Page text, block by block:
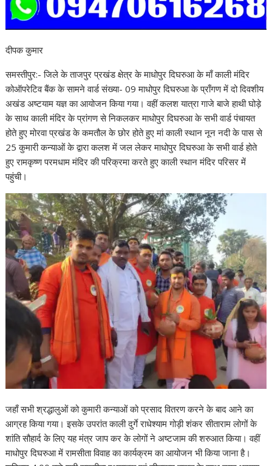
दीपक कुमार
समस्तीपुर:- जिले के ताजपुर प्रखंड क्षेत्र के माधोपुर दिघरुआ के माँ काली मंदिर
कोऑपरेटिव बैंक के सामने वार्ड संख्या- 09 माधोपुर दिघरुआ के प्राँगण में दो दिवशीय
अखंड अष्टयाम यज्ञ का आयोजन किया गया। वहीं कलश यात्रा गाजे बाजे हाथी घोड़े
के साथ काली मंदिर के प्रांगण से निकलकर माधोपुर दिघरुआ के सभी वार्ड पंचायत
होते हुए मोरवा प्रखंड के कमतौल के छोर होते हुए मां काली स्थान नून नदी के पास से
25 कुमारी कन्याओं के द्वारा कलश में जल लेकर माधोपुर दिघरुआ के सभी वार्ड होते
हुए रामकृष्ण परमधाम मंदिर की परिक्रमा करते हुए काली स्थान मंदिर परिसर में
पहुंची।
जहाँ सभी श्रद्धालुओं को कुमारी कन्याओं को प्रसाद वितरण करने के बाद आने का
आग्रह किया गया। इसके उपरांत काली दुर्गे राधेश्याम गोड़ी शंकर सीताराम लोगों के
शांति सौहार्द के लिए यह मंत्र जाप कर के लोगों ने अष्टजाम की शरुआत किया। वहीं
माधोपुर दिघरुआ में रामसीता विवाह का कार्यक्रम का आयोजन भी किया जाना है।